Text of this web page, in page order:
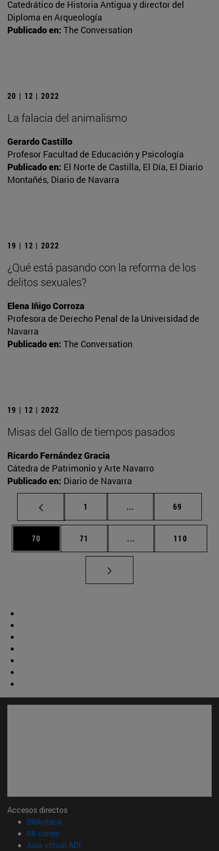
Catedrático de Historia Antigua y director del
Diploma en Arqueología
Publicado en: The Conversation
20 | 12 | 2022
La falacia del animalismo
Gerardo Castillo
Profesor Facultad de Educación y Psicología
Publicado en: El Norte de Castilla, El Día, El Diario
Montañés, Diario de Navarra
19 | 12 | 2022
¿Qué está pasando con la reforma de los
delitos sexuales?
Elena Iñigo Corroza
Profesora de Derecho Penal de la Universidad de
Navarra
Publicado en: The Conversation
19 | 12 | 2022
Misas del Gallo de tiempos pasados
Ricardo Fernández Gracia
Cátedra de Patrimonio y Arte Navarro
Publicado en: Diario de Navarra
Página
1 ... Páginas intermedias
Página
69
Página
70 Página
71 ... Páginas intermedias
Página
110
Accesos directos
Biblioteca
Mi correo(abre en nueva ventana)
Aula virtual ADI